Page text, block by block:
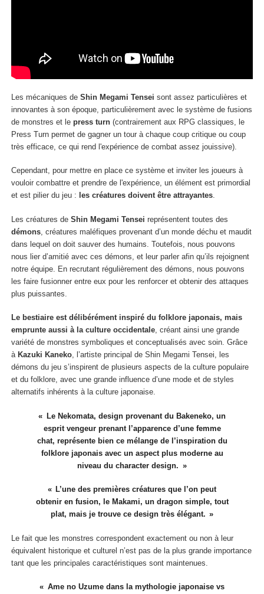
Les mécaniques de Shin Megami Tensei sont assez particulières et
innovantes à son époque, particulièrement avec le système de fusions
de monstres et le press turn (contrairement aux RPG classiques, le
Press Turn permet de gagner un tour à chaque coup critique ou coup
très efficace, ce qui rend l'expérience de combat assez jouissive).
Cependant, pour mettre en place ce système et inviter les joueurs à
vouloir combattre et prendre de l'expérience, un élément est primordial
et est pilier du jeu : les créatures doivent être attrayantes.
Les créatures de Shin Megami Tensei représentent toutes des
démons , créatures maléfiques provenant d’un monde déchu et maudit
dans lequel on doit sauver des humains. Toutefois, nous pouvons
nous lier d’amitié avec ces démons, et leur parler afin qu’ils rejoignent
notre équipe. En recrutant régulièrement des démons, nous pouvons
les faire fusionner entre eux pour les renforcer et obtenir des attaques
plus puissantes.
Le bestiaire est délibérément inspiré du folklore japonais, mais
emprunte aussi à la culture occidentale, créant ainsi une grande
variété de monstres symboliques et conceptualisés avec soin. Grâce
à Kazuki Kaneko, l’artiste principal de Shin Megami Tensei, les
démons du jeu s’inspirent de plusieurs aspects de la culture populaire
et du folklore, avec une grande influence d’une mode et de styles
alternatifs inhérents à la culture japonaise.
Le Nekomata, design provenant du Bakeneko, un
esprit vengeur prenant l’apparence d’une femme
chat, représente bien ce mélange de l’inspiration du
folklore japonais avec un aspect plus moderne au
niveau du character design.
L’une des premières créatures que l’on peut
obtenir en fusion, le Makami, un dragon simple, tout
plat, mais je trouve ce design très élégant.
Le fait que les monstres correspondent exactement ou non à leur
équivalent historique et culturel n’est pas de la plus grande importance
tant que les principales caractéristiques sont maintenues.
Ame no Uzume dans la mythologie japonaise vs